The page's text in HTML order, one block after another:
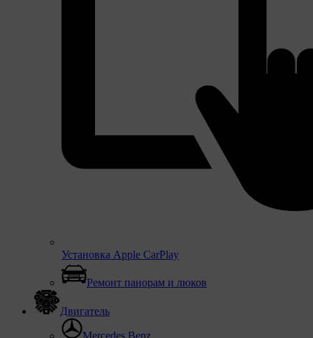
Установка Apple CarPlay
Ремонт панорам и люков
Двигатель
Mercedes Benz